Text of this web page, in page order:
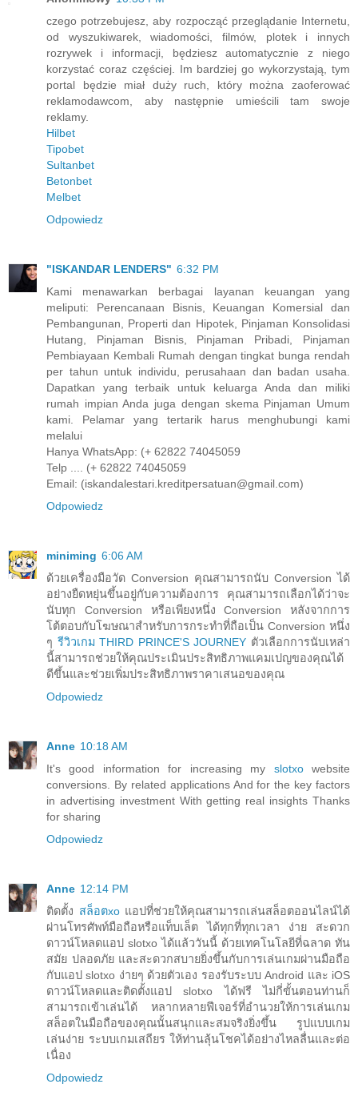
czego potrzebujesz, aby rozpocząć przeglądanie Internetu,
od wyszukiwarek, wiadomości, filmów, plotek i innych
rozrywek i informacji, będziesz automatycznie z niego
korzystać coraz częściej. Im bardziej go wykorzystają, tym
portal będzie miał duży ruch, który można zaoferować
reklamodawcom, aby następnie umieścili tam swoje
reklamy.
Hilbet
Tipobet
Sultanbet
Betonbet
Melbet
Odpowiedz
"ISKANDAR LENDERS" 6:32 PM
Kami menawarkan berbagai layanan keuangan yang
meliputi: Perencanaan Bisnis, Keuangan Komersial dan
Pembangunan, Properti dan Hipotek, Pinjaman Konsolidasi
Hutang, Pinjaman Bisnis, Pinjaman Pribadi, Pinjaman
Pembiayaan Kembali Rumah dengan tingkat bunga rendah
per tahun untuk individu, perusahaan dan badan usaha.
Dapatkan yang terbaik untuk keluarga Anda dan miliki
rumah impian Anda juga dengan skema Pinjaman Umum
kami. Pelamar yang tertarik harus menghubungi kami
melalui
Hanya WhatsApp: (+ 62822 74045059
Telp .... (+ 62822 74045059
Email: (iskandalestari.kreditpersatuan@gmail.com)
Odpowiedz
miniming 6:06 AM
ด้วยเครื่องมือวัด Conversion คุณสามารถนับ Conversion ได้
อย่างยืดหยุ่นขึ้นอยู่กับความต้องการ คุณสามารถเลือกได้ว่าจะ
นับทุก Conversion หรือเพียงหนึ่ง Conversion หลังจากการ
โต้ตอบกับโฆษณาสำหรับการกระทำที่ถือเป็น Conversion หนึ่ง
ๆ รีวิวเกม THIRD PRINCE'S JOURNEY ตัวเลือกการนับเหล่า
นี้สามารถช่วยให้คุณประเมินประสิทธิภาพแคมเปญของคุณได้
ดีขึ้นและช่วยเพิ่มประสิทธิภาพราคาเสนอของคุณ
Odpowiedz
Anne 10:18 AM
It's good information for increasing my slotxowebsite
conversions. By related applications And for the key factors
in advertising investment With getting real insights Thanks
for sharing
Odpowiedz
Anne 12:14 PM
ติดตั้ง สล็อตxoแอปที่ช่วยให้คุณสามารถเล่นสล็อตออนไลน์ได้
ผ่านโทรศัพท์มือถือหรือแท็บเล็ต ได้ทุกที่ทุกเวลา ง่าย สะดวก
ดาวน์โหลดแอป slotxo ได้แล้ววันนี้ ด้วยเทคโนโลยีที่ฉลาด ทัน
สมัย ปลอดภัย และสะดวกสบายยิ่งขึ้นกับการเล่นเกมผ่านมือถือ
กับแอป slotxo ง่ายๆ ด้วยตัวเอง รองรับระบบ Android และ iOS
ดาวน์โหลดและติดตั้งแอป slotxo ได้ฟรี ไม่กี่ขั้นตอนท่านก็
สามารถเข้าเล่นได้ หลากหลายฟีเจอร์ที่อำนวยให้การเล่นเกม
สล็อตในมือถือของคุณนั้นสนุกและสมจริงยิ่งขึ้น รูปแบบเกม
เล่นง่าย ระบบเกมเสถียร ให้ท่านลุ้นโชคได้อย่างไหลลื่นและต่อ
เนื่อง
Odpowiedz